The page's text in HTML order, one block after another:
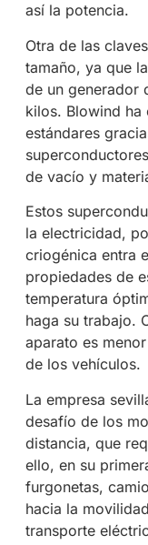
así la potencia.
Otra de las
tamaño, ya que
de un generador
kilos. Blowind
estándares
de vacío y
Estos
la electricidad,
criogénica entra
propiedades de
temperatura
haga su trabajo.
aparato es
de los vehículos.
La empresa
desafío de los
distancia, que
ello, en su
furgonetas,
hacia la
transporte